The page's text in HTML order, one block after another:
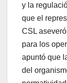
y la
que el
CSL
para los
apuntó que
del